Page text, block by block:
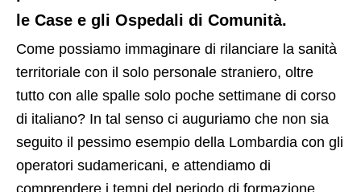
le Case e gli Ospedali di Comunità.
Come possiamo immaginare di rilanciare la sanità
territoriale con il solo personale straniero, oltre
tutto con alle spalle solo poche settimane di corso
di italiano? In tal senso ci auguriamo che non sia
seguito il pessimo esempio della Lombardia con gli
operatori sudamericani, e attendiamo di
comprendere i tempi del periodo di formazione